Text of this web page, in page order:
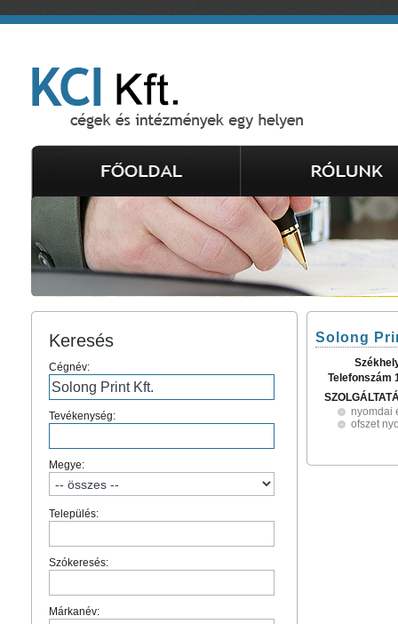
Keresés
Cégnév:
Tevékenység:
Megye:
Település:
Szókeresés:
Márkanév:
Solong
Telefonszám
nyomdai
ofszet